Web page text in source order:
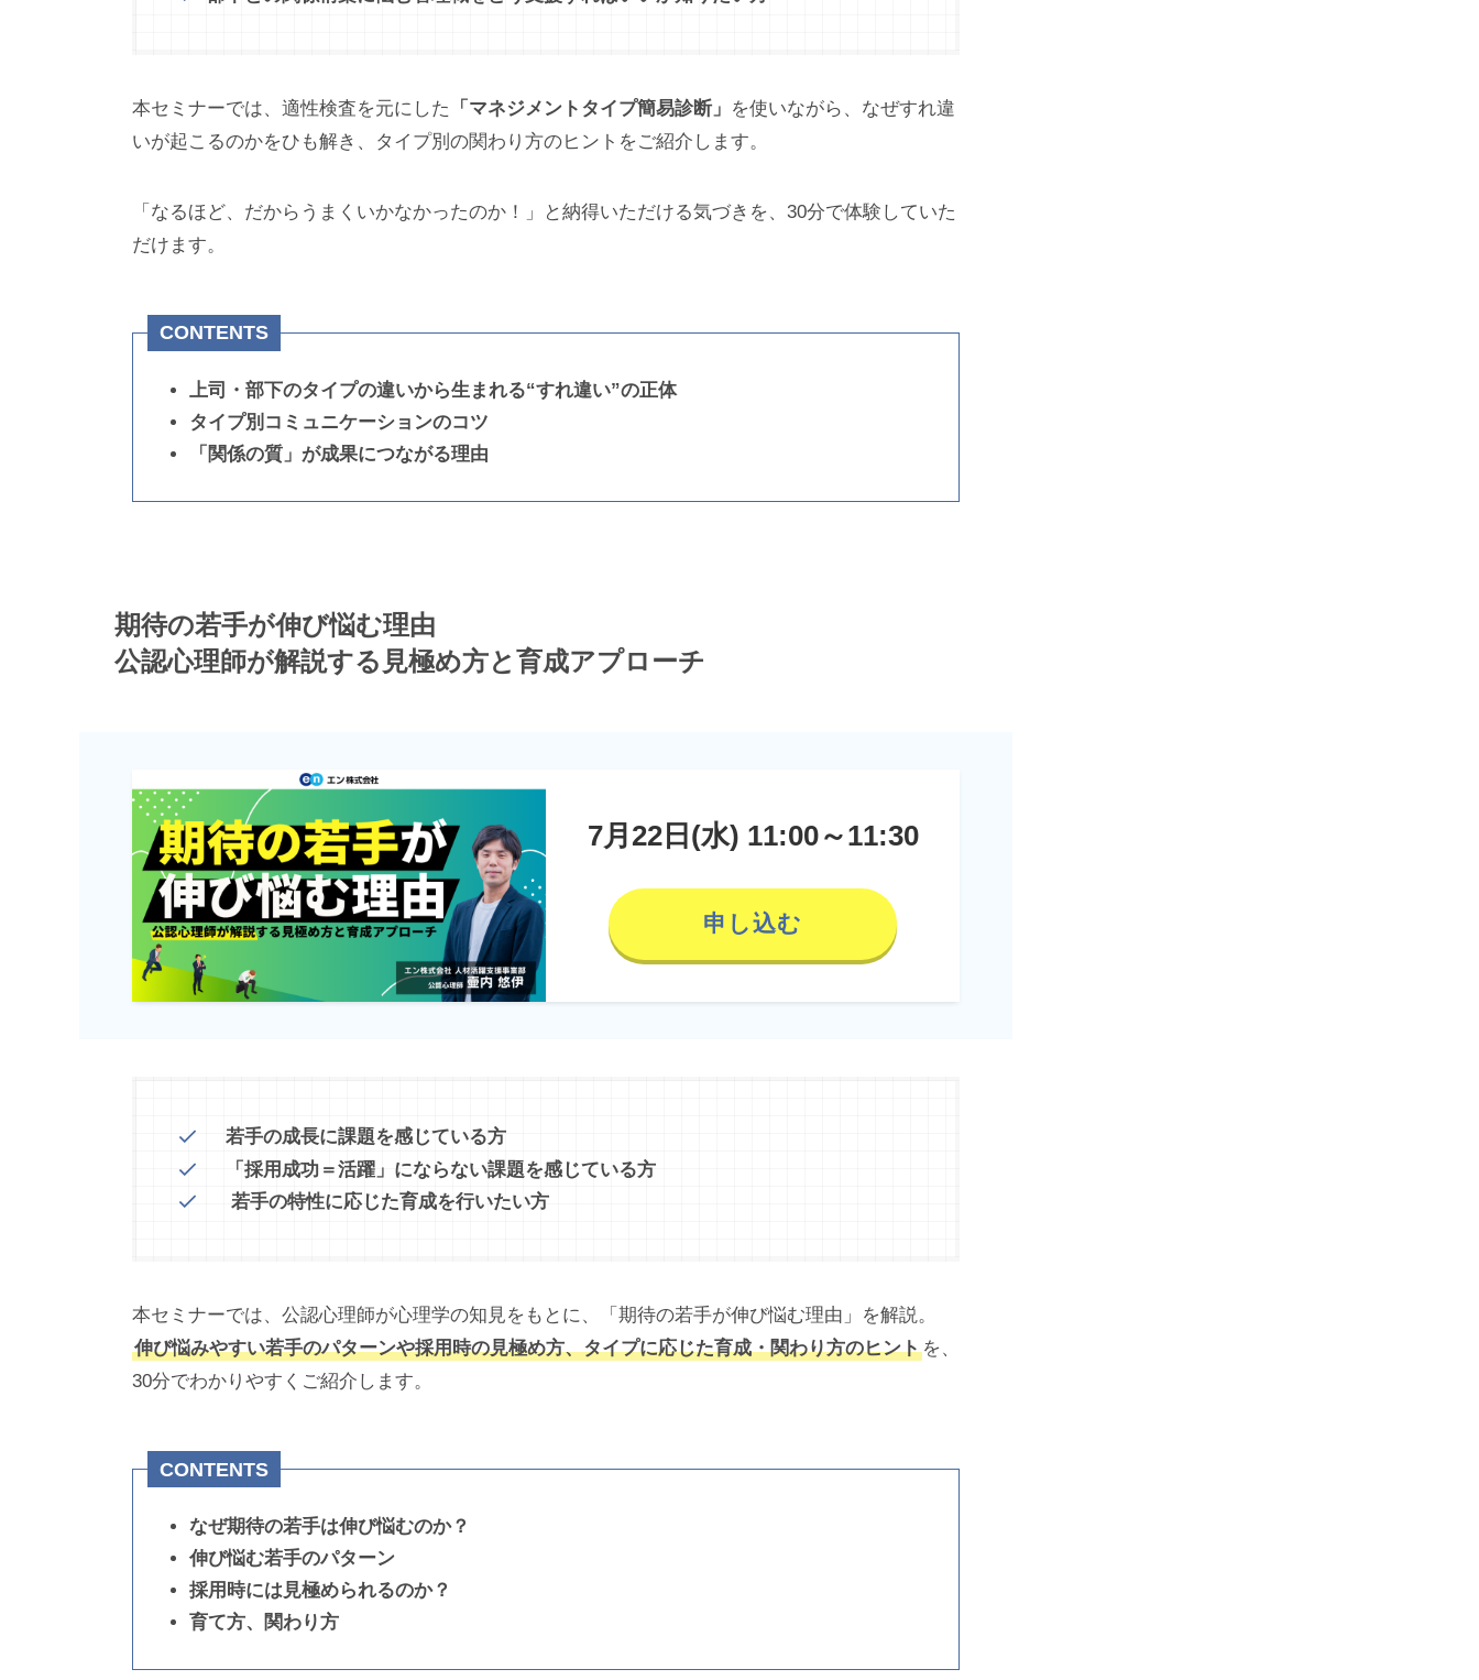
本セミナーでは、適性検査を元にした 「マネジメントタイプ簡易診断」 を使いながら、なぜすれ違
いが起こるのかをひも解き、タイプ別の関わり方のヒントをご紹介します。
「なるほど、だからうまくいかなかったのか！」と納得いただける気づきを、30分で体験していた
だけます。
CONTENTS
上司・部下のタイプの違いから生まれる“すれ違い”の正体
タイプ別コミュニケーションのコツ
「関係の質」が成果につながる理由
期待の若手が伸び悩む理由
公認心理師が解説する見極め方と育成アプローチ
7月22日(水) 11:00～11:30
申し込む
若手の成長に課題を感じている方
「採用成功＝活躍」にならない課題を感じている方
若手の特性に応じた育成を行いたい方
本セミナーでは、公認心理師が心理学の知見をもとに、「期待の若手が伸び悩む理由」を解説。
伸び悩みやすい若手のパターンや採用時の見極め方、タイプに応じた育成・関わり方のヒント を、
30分でわかりやすくご紹介します。
CONTENTS
なぜ期待の若手は伸び悩むのか？
伸び悩む若手のパターン
採用時には見極められるのか？
育て方、関わり方